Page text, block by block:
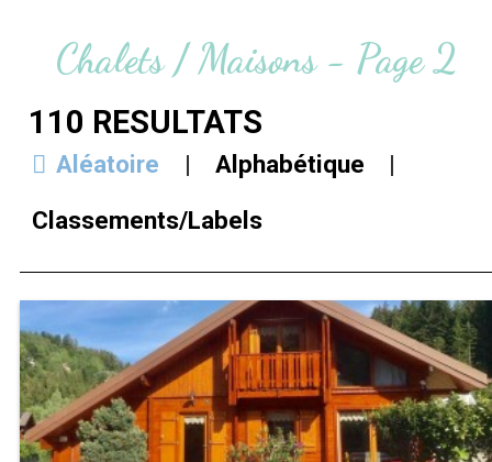
Chalets / Maisons - Page 2
110 RÉSULTATS
Aléatoire
Alphabétique
Classements/Labels